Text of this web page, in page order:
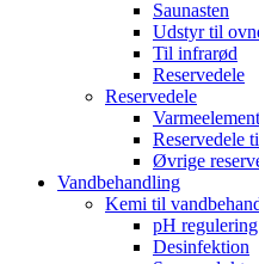
Saunasten
Udstyr til
Til infrarød
Reservedele
Reservedele
Reservedele
Øvrige
Vandbehandling
Kemi til
pH regulering
Desinfektion